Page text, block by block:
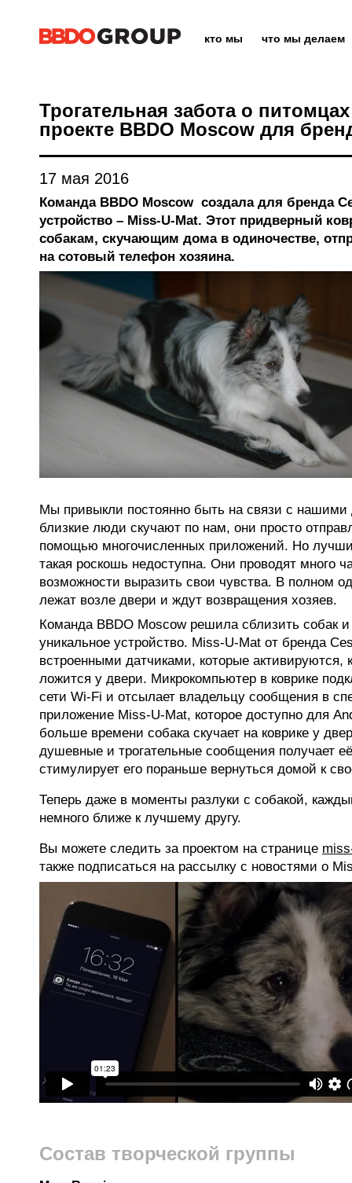
кто мы что мы делаем
Трогательная забота о
проекте BBDO Moscow для
17 мая 2016
Команда BBDO Moscow создала для бренда
устройство – Miss-U-Mat. Этот придверный
собакам, скучающим дома в одиночестве,
на сотовый телефон хозяина.
Мы привыкли постоянно быть на связи с нашими
близкие люди скучают по нам, они просто
помощью многочисленных приложений. Но
такая роскошь недоступна. Они проводят много
возможности выразить свои чувства. В полном
лежат возле двери и ждут возвращения хозяев.
Команда BBDO Moscow решила сблизить собак и
уникальное устройство. Miss-U-Mat от бренда
встроенными датчиками, которые активируются,
ложится у двери. Микрокомпьютер в коврике
сети Wi-Fi и отсылает владельцу сообщения в
приложение Miss-U-Mat, которое доступно для
больше времени собака скучает на коврике у
душевные и трогательные сообщения получает
стимулирует его пораньше вернуться домой к
Теперь даже в моменты разлуки с собакой,
немного ближе к лучшему другу.
Вы можете следить за проектом на странице
также подписаться на рассылку с новостями о
Состав творческой группы